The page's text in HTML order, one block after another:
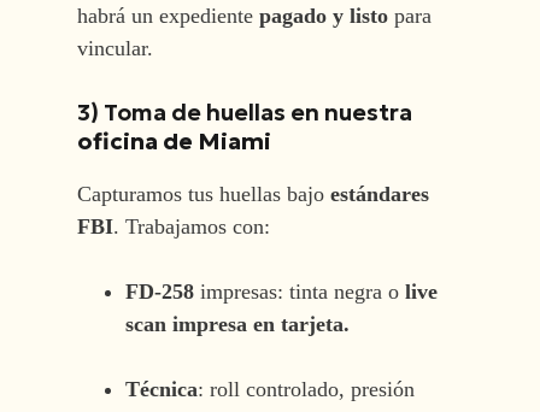
habrá un expediente pagado y listopara
vincular.
3) Toma de huellas en nuestra
oficina de Miami
Capturamos tus huellas bajo estándares
FBI. Trabajamos con:
FD-258impresas: tinta negra o live
scan impresa en tarjeta.
Técnica: roll controlado, presión